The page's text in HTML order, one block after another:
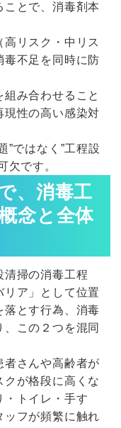
とで、消毒剤本
リスク・中リス
毒不足を同時に防
み合わせること
現性の高い感染対
”ではなく”工程設
欠です。
、消毒工
念と全体
清掃の消毒工程
ア」として位置
落とす行為、消毒
この２つを混同
者さんや高齢者が
が格段に高くな
・トイレ・手す
ッフが頻繁に触れ